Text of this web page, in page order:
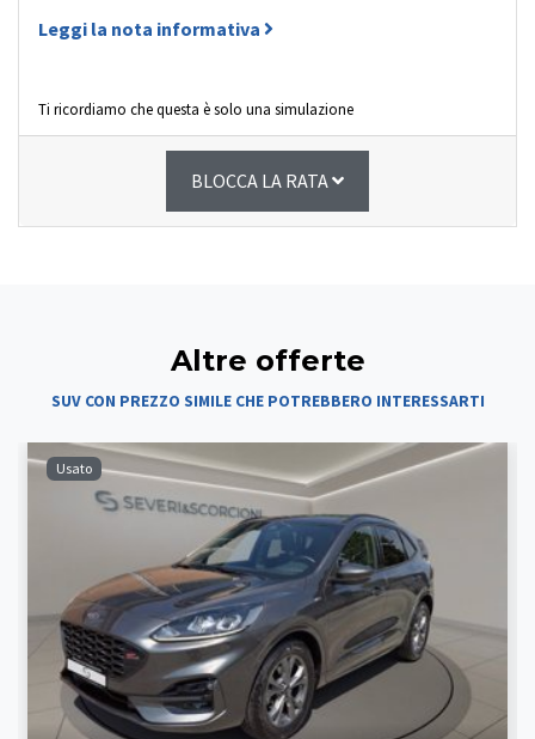
Leggi la nota informativa
Ti ricordiamo che questa è solo una simulazione
BLOCCA LA RATA
Altre offerte
SUV CON PREZZO SIMILE CHE POTREBBERO INTERESSARTI
Usato